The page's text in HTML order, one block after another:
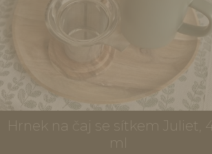
Hrnek na čaj se sítkem Juliet,
ml